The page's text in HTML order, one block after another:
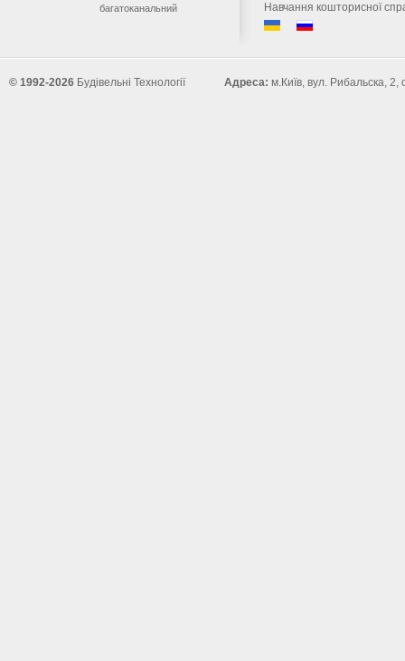
багатоканальний
Навчання кошторисної
© 1992-2026 Будівельні Технології Адреса: м.Київ, вул. Рибальска, 2,